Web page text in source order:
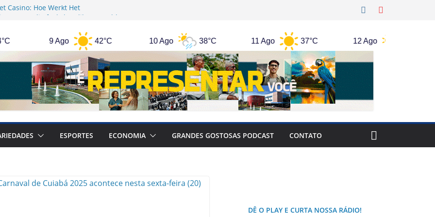
Casino: Hoe Werkt Het
та етика їх використання у
у родинному житті та їх вплив на
9 Ago 42°C 10 Ago 38°C 11 Ago 37°C 12 Ago
ESPORTES ECONOMIA GRANDES GOSTOSAS PODCAST CONTATO
DÊ O PLAY E CURTA NOSSA RÁDIO!